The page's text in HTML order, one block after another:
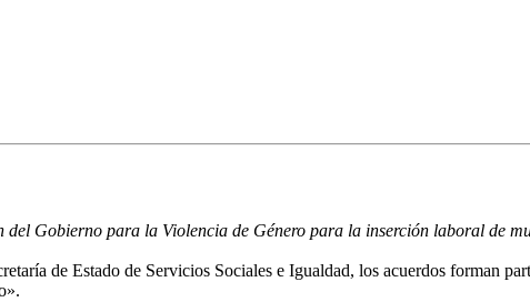
Gobierno para la Violencia de Género para la inserción laboral de
de Estado de Servicios Sociales e Igualdad, los acuerdos forman